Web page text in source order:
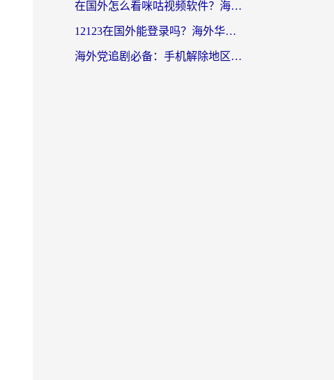
在国外怎么看咪咕视频软件？海外党亲测有效的回国加速方案
12123在国外能登录吗？海外华人必看的回国加速实用指南
海外党追剧必备：手机解除地区限制app怎么选？解决央视视频&国内剧地区限制全指南